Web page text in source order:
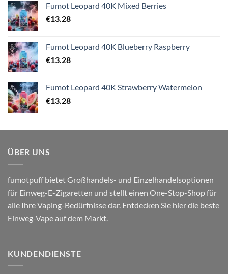
Fumot Leopard 40K Mixed Berries
€13.28
Fumot Leopard 40K Blueberry Raspberry
€13.28
Fumot Leopard 40K Strawberry Watermelon
€13.28
ÜBER UNS
fumotpuff bietet Großhandels- und Einzelhandelsoptionen
für Einweg-E-Zigaretten und stellt einen One-Stop-Shop für
alle Ihre Vaping-Bedürfnisse dar. Entdecken Sie hier die beste
Einweg-Vape auf dem Markt.
KUNDENDIENSTE